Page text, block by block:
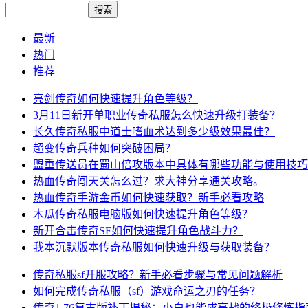
最新
热门
推荐
亮剑传奇如何快速提升角色等级？
3月11日新开单职业传奇私服怎么快速升级打装备？
长久传奇私服中道士嗜血术达到多少级效果最佳？
超变传奇兵种如何突破困局？
盟重传送员在蜀山倍攻版本中具体有哪些功能与使用技
热血传奇闯天关怎么过？求大神分享通关攻略。
热血传奇手游金币如何快速获取？新手必看攻略
木瓜传奇私服电脑版如何快速提升角色等级？
新开合击传奇SF如何快速提升角色战斗力？
我本沉默版本传奇私服如何快速升级与获取装备？
传奇私服sf开服攻略？新手必看步骤与常见问题解析
如何完成传奇私服（sf）游戏命运之刃的任务？